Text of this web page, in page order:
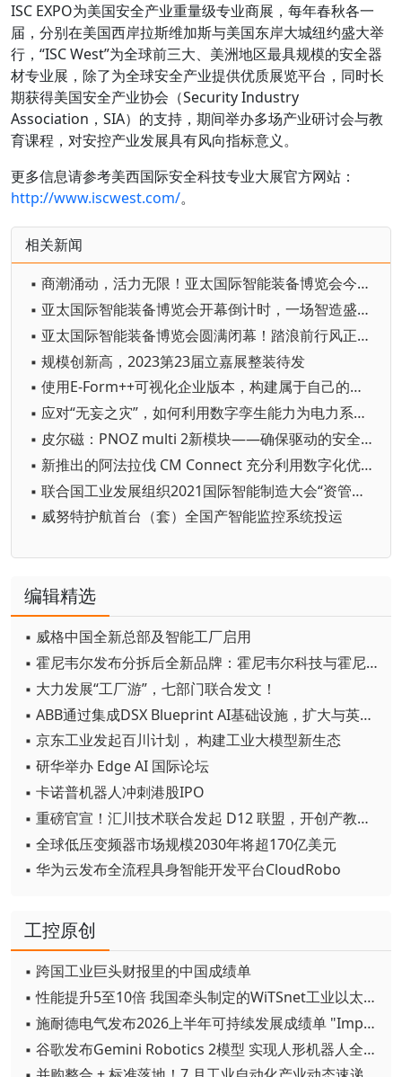
ISC EXPO为美国安全产业重量级专业商展，每年春秋各一
届，分别在美国西岸拉斯维加斯与美国东岸大城纽约盛大举
行，“ISC West”为全球前三大、美洲地区最具规模的安全器
材专业展，除了为全球安全产业提供优质展览平台，同时长
期获得美国安全产业协会（Security Industry
Association，SIA）的支持，期间举办多场产业研讨会与教
育课程，对安控产业发展具有风向指标意义。
更多信息请参考美西国际安全科技专业大展官方网站：
http://www.iscwest.com/。
相关新闻
▪ 商潮涌动，活力无限！亚太国际智能装备博览会今日盛大开幕，引领智造未来新篇章！
▪ 亚太国际智能装备博览会开幕倒计时，一场智造盛宴即将开启！
▪ 亚太国际智能装备博览会圆满闭幕！踏浪前行风正劲 共拓智造新版图
▪ 规模创新高，2023第23届立嘉展整装待发
▪ 使用E-Form++可视化企业版本，构建属于自己的专业工控、仿真、组态平台
▪ 应对“无妄之灾”，如何利用数字孪生能力为电力系统及人员赋能？
▪ 皮尔磁：PNOZ multi 2新模块——确保驱动的安全监控
▪ 新推出的阿法拉伐 CM Connect 充分利用数字化优化卫生工艺
▪ 联合国工业发展组织2021国际智能制造大会“资管数智技术与智能制造产业”论坛成功举办
▪ 威努特护航首台（套）全国产智能监控系统投运
编辑精选
▪ 威格中国全新总部及智能工厂启用
▪ 霍尼韦尔发布分拆后全新品牌：霍尼韦尔科技与霍尼韦尔航空航天
▪ 大力发展“工厂游”，七部门联合发文！
▪ ABB通过集成DSX Blueprint AI基础设施，扩大与英伟达的合作
▪ 京东工业发起百川计划， 构建工业大模型新生态
▪ 研华举办 Edge AI 国际论坛
▪ 卡诺普机器人冲刺港股IPO
▪ 重磅官宣！汇川技术联合发起 D12 联盟，开创产教融合新范式
▪ 全球低压变频器市场规模2030年将超170亿美元
▪ 华为云发布全流程具身智能开发平台CloudRobo
工控原创
▪ 跨国工业巨头财报里的中国成绩单
▪ 性能提升5至10倍 我国牵头制定的WiTSnet工业以太网国际标准正式发布
▪ 施耐德电气发布2026上半年可持续发展成绩单 "Impact 2030"路线图开局稳健
▪ 谷歌发布Gemini Robotics 2模型 实现人形机器人全身智能控制突破